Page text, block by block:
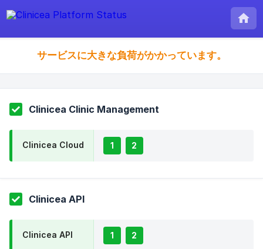
サービスに大きな負荷がかかっています。
Clinicea Clinic Management
Clinicea Cloud 1 2
Clinicea API
Clinicea API 1 2